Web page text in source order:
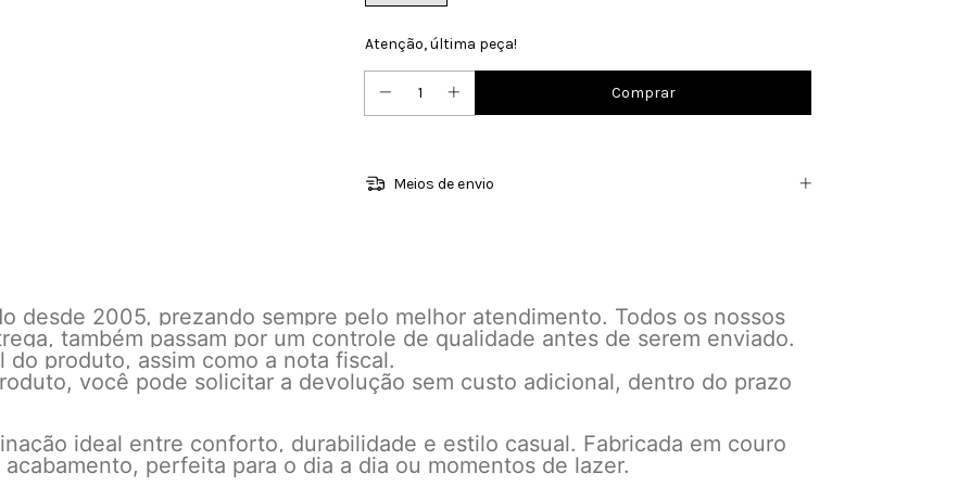
Atenção, última peça!
Meios de envio
desde 2005, prezando sempre pelo melhor atendimento. Todos os nossos
também passam por um controle de qualidade antes de serem enviado.
produto, assim como a nota fiscal.
você pode solicitar a devolução sem custo adicional, dentro do prazo
ideal entre conforto, durabilidade e estilo casual. Fabricada em couro
perfeita para o dia a dia ou momentos de lazer.